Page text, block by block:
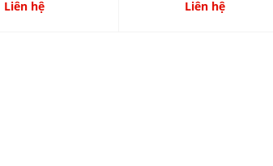
Liên hệ Liên hệ